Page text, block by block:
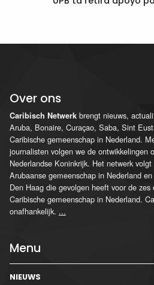
Over ons
Caribisch Netwerk brengt nieuws,
Aruba, Bonaire, Curaçao, Saba, Sint
Caribische gemeenschap in Nederland.
journalisten volgen we de ontwikkelingen
Nederlandse Koninkrijk. Het netwerk
Arubaanse gemeenschap in Nederland
Den Haag die gevolgen heeft voor de
Caribische gemeenschap in Nederland.
onafhankelijk. ...
Menu
NIEUWS